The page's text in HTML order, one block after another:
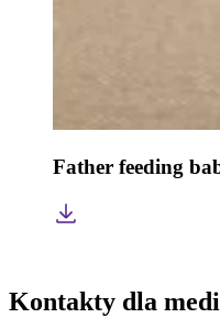
Father feeding
Kontakty dla